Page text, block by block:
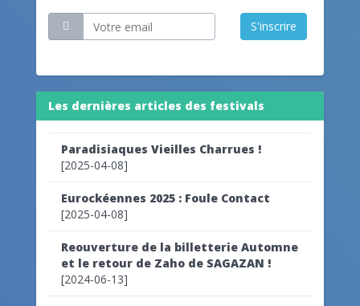
S'inscrire
Les dernières articles des festivals
Paradisiaques Vieilles Charrues !
[2025-04-08]
Eurockéennes 2025 : Foule Contact
[2025-04-08]
Reouverture de la billetterie Automne
et le retour de Zaho de SAGAZAN !
[2024-06-13]